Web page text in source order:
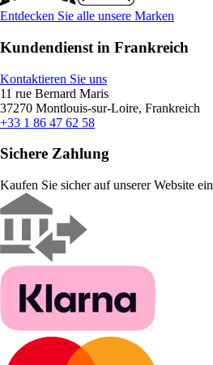
Entdecken Sie alle unsere Marken
Kundendienst in Frankreich
Kontaktieren Sie uns
11 rue Bernard Maris
37270 Montlouis-sur-Loire, Frankreich
+33 1 86 47 62 58
Sichere Zahlung
Kaufen Sie sicher auf unserer Website ein